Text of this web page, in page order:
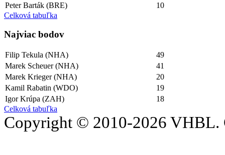
Peter Barták (BRE)
10
Celková tabuľka
Najviac bodov
Filip Tekula (NHA)
49
Marek Scheuer (NHA)
41
Marek Krieger (NHA)
20
Kamil Rabatin (WDO)
19
Igor Krúpa (ZAH)
18
Celková tabuľka
Copyright © 2010-2026 VHBL.